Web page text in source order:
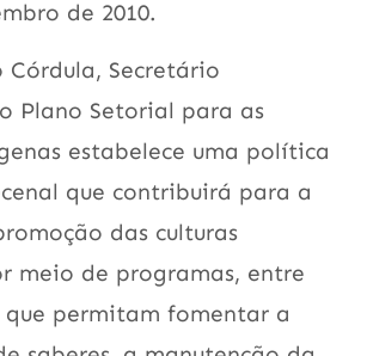
de 2010.
Córdula, Secretário
Plano Setorial para as
estabelece uma política
que contribuirá para a
das culturas
meio de programas, entre
que permitam fomentar a